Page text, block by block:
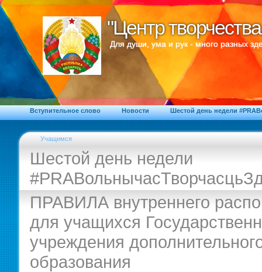
"Центр
"Центр
Для души, ума и рук - много разных
Вступительное слово Новости Шестой день недели
Учащимся
Шестой день недели
ПРАВИЛА внутреннего
для учащихся
учреждения
образования